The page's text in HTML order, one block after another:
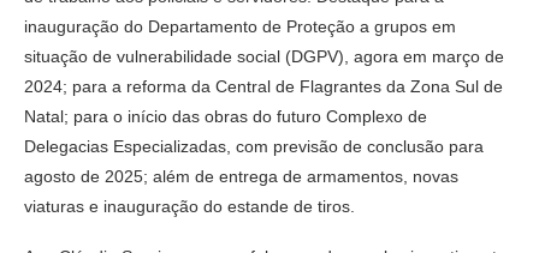
inauguração do Departamento de Proteção a grupos em
situação de vulnerabilidade social (DGPV), agora em março de
2024; para a reforma da Central de Flagrantes da Zona Sul de
Natal; para o início das obras do futuro Complexo de
Delegacias Especializadas, com previsão de conclusão para
agosto de 2025; além de entrega de armamentos, novas
viaturas e inauguração do estande de tiros.